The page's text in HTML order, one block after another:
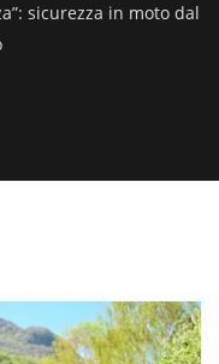
sicurezza in moto dal